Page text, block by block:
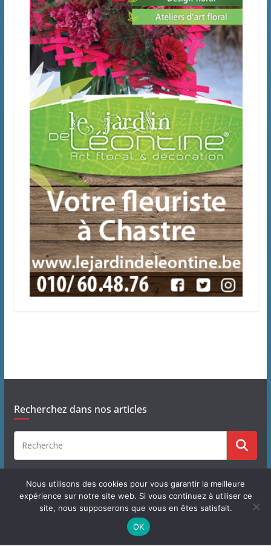
Recherchez dans nos articles
Copyright © 2026 J'habite à Chastre
par ThemeGrill. Propulsé par
Nous utilisons des cookies pour vous garantir la meilleure
expérience sur notre site web. Si vous continuez à utiliser ce
site, nous supposerons que vous en êtes satisfait.
OK